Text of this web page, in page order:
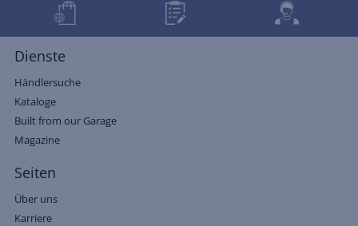
Dienste
Händlersuche
Kataloge
Built from our Garage
Magazine
Seiten
Über uns
Karriere